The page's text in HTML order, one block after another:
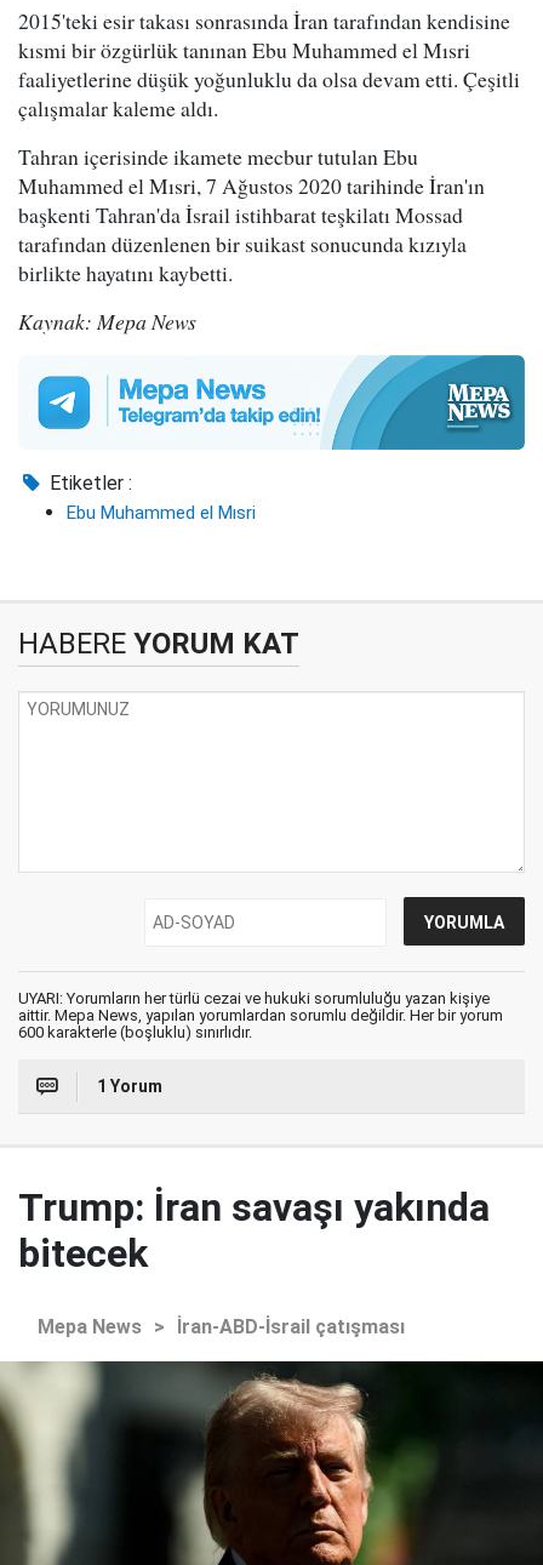
2015'teki esir takası sonrasında İran tarafından kendisine
kısmi bir özgürlük tanınan Ebu Muhammed el Mısri
faaliyetlerine düşük yoğunluklu da olsa devam etti. Çeşitli
çalışmalar kaleme aldı.
Tahran içerisinde ikamete mecbur tutulan Ebu
Muhammed el Mısri, 7 Ağustos 2020 tarihinde İran'ın
başkenti Tahran'da İsrail istihbarat teşkilatı Mossad
tarafından düzenlenen bir suikast sonucunda kızıyla
birlikte hayatını kaybetti.
Kaynak: Mepa News
Etiketler :
Ebu Muhammed el Mısri
HABERE YORUM KAT
UYARI: Yorumların her türlü cezai ve hukuki sorumluluğu yazan kişiye
aittir. Mepa News, yapılan yorumlardan sorumlu değildir. Her bir yorum
600 karakterle (boşluklu) sınırlıdır.
1 Yorum
Trump: İran savaşı yakında
bitecek
Mepa News > İran-ABD-İsrail çatışması